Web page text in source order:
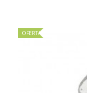
OFERTA